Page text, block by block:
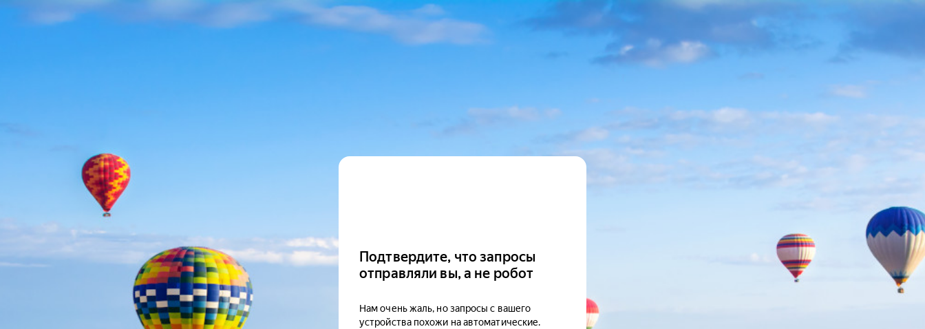
Подтвердите, что запросы
отправляли вы, а не робот
Нам очень жаль, но запросы с вашего
устройства похожи на автоматические.